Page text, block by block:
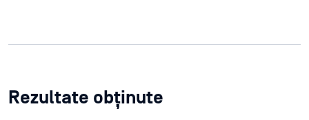
Rezultate obținute